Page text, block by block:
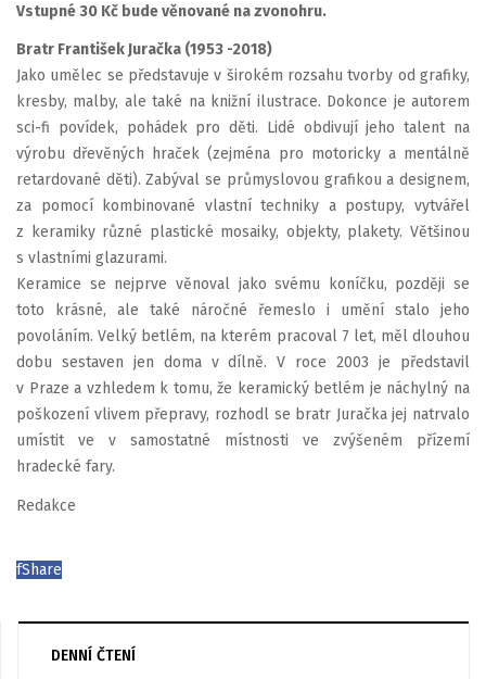
Vstupné 30 Kč bude věnované na zvonohru.
Bratr František Juračka (1953 -2018)
Jako umělec se představuje v širokém rozsahu tvorby od grafiky,
kresby, malby, ale také na knižní ilustrace. Dokonce je autorem
sci-fi povídek, pohádek pro děti. Lidé obdivují jeho talent na
výrobu dřevěných hraček (zejména pro motoricky a mentálně
retardované děti). Zabýval se průmyslovou grafikou a designem,
za pomocí kombinované vlastní techniky a postupy, vytvářel
z keramiky různé plastické mosaiky, objekty, plakety. Většinou
s vlastními glazurami.
Keramice se nejprve věnoval jako svému koníčku, později se
toto krásné, ale také náročné řemeslo i umění stalo jeho
povoláním. Velký betlém, na kterém pracoval 7 let, měl dlouhou
dobu sestaven jen doma v dílně. V roce 2003 je představil
v Praze a vzhledem k tomu, že keramický betlém je náchylný na
poškození vlivem přepravy, rozhodl se bratr Juračka jej natrvalo
umístit ve v samostatné místnosti ve zvýšeném přízemí
hradecké fary.
Redakce
fShare
DENNÍ ČTENÍ